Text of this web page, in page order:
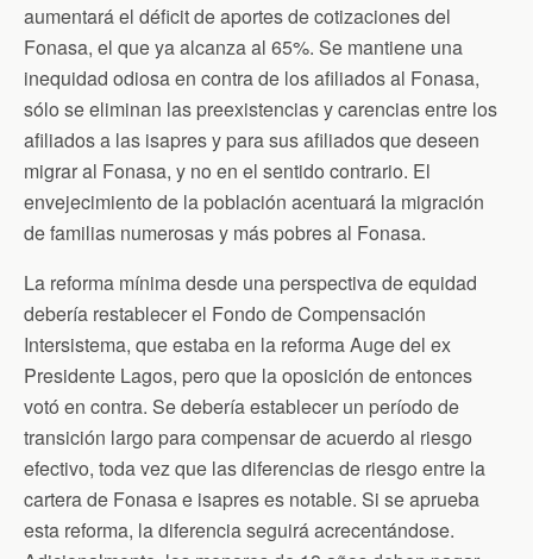
aumentará el déficit de aportes de cotizaciones del
Fonasa, el que ya alcanza al 65%. Se mantiene una
inequidad odiosa en contra de los afiliados al Fonasa,
sólo se eliminan las preexistencias y carencias entre los
afiliados a las isapres y para sus afiliados que deseen
migrar al Fonasa, y no en el sentido contrario. El
envejecimiento de la población acentuará la migración
de familias numerosas y más pobres al Fonasa.
La reforma mínima desde una perspectiva de equidad
debería restablecer el Fondo de Compensación
Intersistema, que estaba en la reforma Auge del ex
Presidente Lagos, pero que la oposición de entonces
votó en contra. Se debería establecer un período de
transición largo para compensar de acuerdo al riesgo
efectivo, toda vez que las diferencias de riesgo entre la
cartera de Fonasa e isapres es notable. Si se aprueba
esta reforma, la diferencia seguirá acrecentándose.